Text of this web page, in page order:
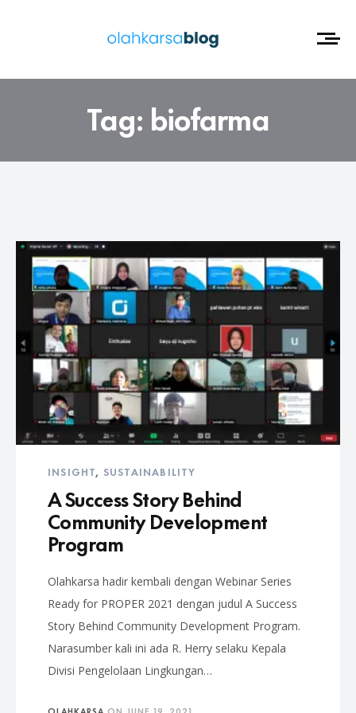
Tag: biofarma
INSIGHT, SUSTAINABILITY
A Success Story Behind
Community Development
Program
Olahkarsa hadir kembali dengan Webinar Series
Ready for PROPER 2021 dengan judul A Success
Story Behind Community Development Program.
Narasumber kali ini ada R. Herry selaku Kepala
Divisi Pengelolaan Lingkungan…
OLAHKARSA ON JUNE 19, 2021